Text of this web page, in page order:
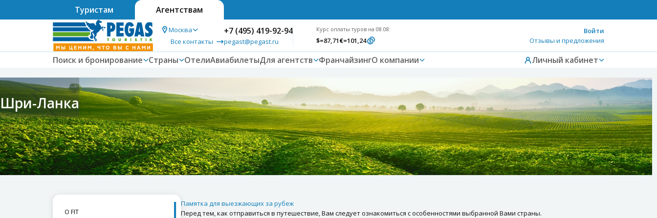
Туристам Агентствам
Москва
Все контакты
+7 (495) 419-92-94
pegast@pegast.ru
Курс оплаты туров на 08.08:
$=87,71€=101,24
Войти
Отзывы и предложения
Поиск и бронирование Страны ОтелиАвиабилетыДля агентств ФранчайзингО компании Личный кабинет
Шри-Ланка
О FIT
Памятка для выезжающих за рубеж
Перед тем, как отправиться в путешествие, Вам следует ознакомиться с особенностями выбранной Вами страны.